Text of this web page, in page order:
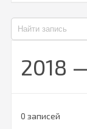
2018
0 записей